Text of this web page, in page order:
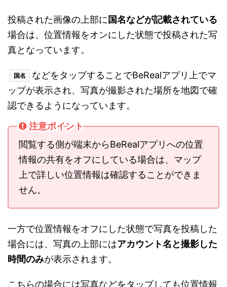
投稿された画像の上部に国名などが記載されている
場合は、位置情報をオンにした状態で投稿された写
真となっています。
国名
などをタップすることでBeRealアプリ上でマ
ップが表示され、写真が撮影された場所を地図で確
認できるようになっています。
注意ポイント
閲覧する側が端末からBeRealアプリへの位置
情報の共有をオフにしている場合は、マップ
上で詳しい位置情報は確認することができま
せん。
一方で位置情報をオフにした状態で写真を投稿した
場合には、写真の上部にはアカウント名と撮影した
時間のみが表示されます。
こちらの場合には写真などをタップしても位置情報